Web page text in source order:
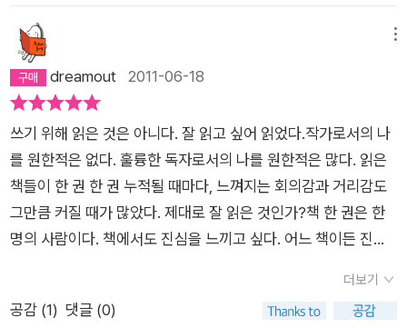
잘 해야할 것 같다. 그런데 나에게 있어서더 문제는 글이 뭉개져
버린다고 속상해 하고 소설작법에 관한 좋은책들이 많이 나온다
고 해서이런 책만 탐독하게 될까봐 걱정이다.작가 이윤기 씨가 동
인 문학상을 받는 자리에서 이런 말을 했다지,'앞으로 미인이 지
나간다고거울이 개선되는 것은 아니다. 뒤에다 수운을 칠해야 거
울은 개선된다. 그러니까 떠들지 말고 써라' 라고 그렇다면 내가
취할 자세도 자명해 진다. 소설작법에 관한 책을 읽느니 인문학에
더욱 정진할 것이요, 안 그러면 잔말 말고 쓰는 것이다. 이 책은
가끔 글 쓰다 막히면 한번씩 훝어보고...
보지 않습니다.'(페루 문호 마리오 바르가스 요사)-29쪽소설을
읽은 사람이 소설을 쓴다. 한 권의 책이 하나의 새로운 소설을 잉
태하게 했다면, 그렇게 잉태된 하나의 새로운 소설은 그 한 권의
과거의 책 속에 무정형의, 이를테면 일종의 가능태의 형식으로,
려는 살마은 자신이 가진 거울이 이 세상에 대해 어떤 불만과 의
혹, 어떤 욕망과 의도를 가지고 있는가를 먼저 살펴야 한다. 왜냐
하면 소설은, 어떻게 말하든 소설을 쓰는 사람의 세계 해석이고,
그 해석의 뿌리는 그의 욕망과 의도이기 때문이다. -39쪽소설가
가 되기 위해 소설을 쓰는 것이 아니고 소설을 쓰기 때문에, 쓰는
동안 소설가로 불리는 것이다. 소설가이기 때문에 소설을 쓰는 것
이 아니고 소설을 쓰기 때문에 소설가인 것이다. 소설가가 소설을
서 불안정한 발밑을 끊임없이 자각하면서아슬아슬한 선상에서
몸으로 부딪치는 그 반복이 순수문학을 하는 사람의 자세인 것이
다.- 마루야마 겐지 <소설가의 각오> 중에서나도 분명 읽었던
책인데 왜 그때는 이런 구절도 몰랐을까?아마도'뭔가를 쓰는 사
람'이 아니라 '읽는 사람' 역할에 치중했던 때문인 것 같은데뒤늦
게 다시 만난 이 구절이 나를 쓰다듬고 지나갔다. 따뜻해졌다. 나
처럼 글을 쓰고 싶은 사람은 예습이든 복습이든 어떤 의미에서건
꼭 한 번 읽어보길 권한다.
보니, 한가지 문제가 생겼다. '책'에 기대지 못하면, 쓰기가 힘들어
졌다. '어떻게든 쓸 수는 있다'라는 생각은 갖고 있지만, 쓸 때마다
머뭇거리게 되었다. 이 책을 알게 된 것은 오래전이었다. 이승우
던 책이었다. 그러나 '쓰기'에 대한 궁금증과 욕망이 더 커졌을 때
로 미뤄두고 싶었다. ​'소설 쓰기'에 관련된 책이지만, 무엇인가를
'쓰는 것' 그리고 더 나아가 문학을 읽는 것에 대한 힌트도 얻을 수
있을 거로 생각했다. 개인적으로는 '소설 쓰기'에 아예 관심이 없
는 것은 아니다. ​소설 읽는 것을 가장 사랑하는 내가, 소설을 쓰게
된다면 그보다 황홀할 일이 없을 것이다. 하지만 '해볼까' 하는 단
순한 호기심으로 덤벼들 일이 아니라는 것을 아주 잘 알고 있다.
dreamout 2011-06-18
쓰기 위해 읽은 것은 아니다. 잘 읽고 싶어 읽었다.작가로서의 나
를 원한적은 없다. 훌륭한 독자로서의 나를 원한적은 많다. 읽은
책들이 한 권 한 권 누적될 때마다, 느껴지는 회의감과 거리감도
그만큼 커질 때가 많았다. 제대로 잘 읽은 것인가?책 한 권은 한
명의 사람이다. 책에서도 진심을 느끼고 싶다. 어느 책이든 진심
친구가 되고 싶다. 그래서 책의 진심을 진심으로 대할 수 있어야
한다고 생각했다.“압축과 비약에 대한 유혹에 넘어가지 말아야
더보기
공감 (1) 댓글 (0)